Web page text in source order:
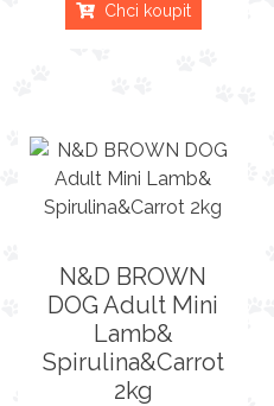
Chci koupit
N&D BROWN
DOG Adult Mini
Lamb&
Spirulina&Carrot
2kg